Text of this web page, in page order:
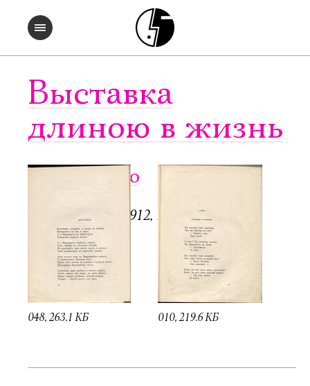
Выставка
длиною в жизнь
Чужое небо
СПб.: Аполлон, 1912, 128 с.
048, 263.1 КБ 010, 219.6 КБ